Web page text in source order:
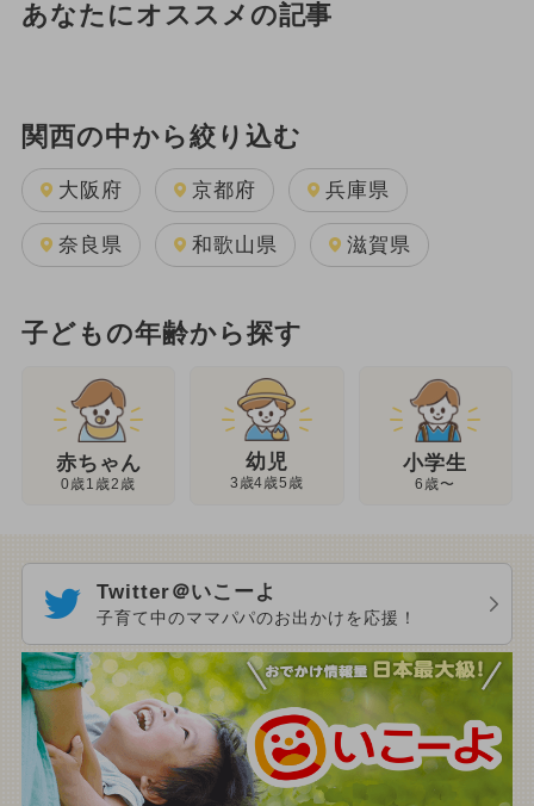
あなたにオススメの記事
関西の中から絞り込む
大阪府 京都府 兵庫県
奈良県 和歌山県 滋賀県
子どもの年齢から探す
赤ちゃん
0歳1歳2歳
幼児
3歳4歳5歳
小学生
6歳〜
Twitter＠いこーよ
子育て中のママパパのお出かけを応援！